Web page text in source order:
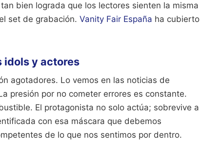
bien lograda que los lectores sienten la misma
set de grabación. Vanity Fair España ha cubierto
idols y actores
agotadores. Lo vemos en las noticias de
presión por no cometer errores es constante.
El protagonista no solo actúa; sobrevive a
con esa máscara que debemos
de lo que nos sentimos por dentro.